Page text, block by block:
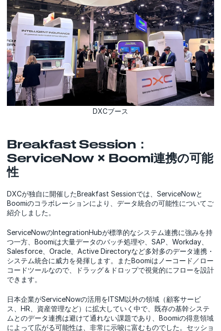
DXCブース
Breakfast Session：
ServiceNow × Boomi連携の可能
性
DXCが独自に開催したBreakfast Sessionでは、ServiceNowと
Boomiのコラボレーションにより、データ統合の可能性についてご
紹介しました。
ServiceNowのIntegrationHubが標準的なシステム連携に強みを持
つ一方、Boomiは大量データのバッチ処理や、SAP、Workday、
Salesforce、Oracle、Active Directoryなど多対多のデータ連携・
システム統合に威力を発揮します。またBoomiはノーコード／ロー
コードツールなので、ドラッグ＆ドロップで視覚的にフローを設計
できます。
日本企業がServiceNowの活用をITSM以外の領域（顧客サービ
ス、HR、資産管理など）に拡大していく中で、既存の基幹システ
ムとのデータ連携は避けて通れない課題であり、Boomiの得意領域
によって広がる可能性は、非常に示唆に富むものでした。セッショ